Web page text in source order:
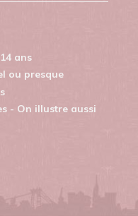
ans
ou presque
- On illustre aussi